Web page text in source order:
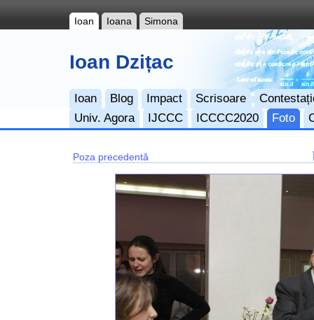
Ioan Ioana Simona
Ioan Dzițac
Ioan Blog Impact Scrisoare
Univ. Agora
IJCCC ICCCC2020 Foto
Poza precedentă